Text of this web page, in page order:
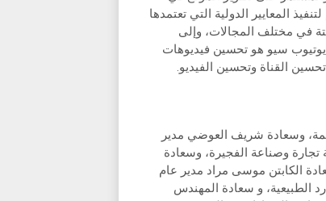
المعايير الدولية التي تعتمدها
في مختلف المجالات، وإلى
يوتيوب سيو هو تحسين فيديوهات
القناة وتحسين الفيديو.
وسعادة شريف العوضي مدير
وصناعة الفجيرة، وسعادة
الكابتن موسى مراد مدير عام
الطبيعية، و سعادة المهندس